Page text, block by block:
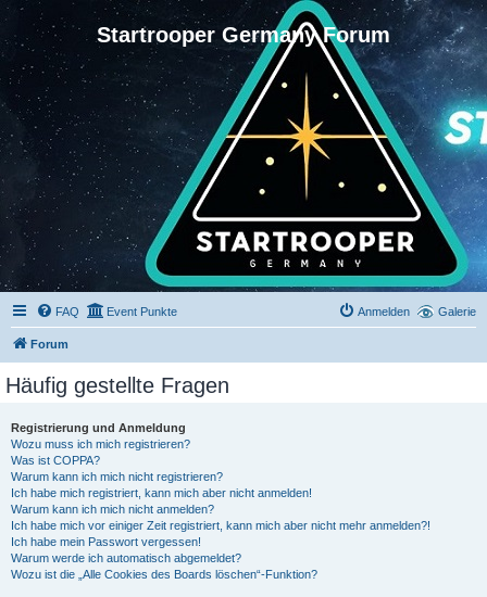
Startrooper Germany Forum
Galerie
FAQ Event Punkte Anmelden
Forum
Häufig gestellte Fragen
Registrierung und Anmeldung
Wozu muss ich mich registrieren?
Was ist COPPA?
Warum kann ich mich nicht registrieren?
Ich habe mich registriert, kann mich aber nicht anmelden!
Warum kann ich mich nicht anmelden?
Ich habe mich vor einiger Zeit registriert, kann mich aber nicht mehr anmelden?!
Ich habe mein Passwort vergessen!
Warum werde ich automatisch abgemeldet?
Wozu ist die „Alle Cookies des Boards löschen“-Funktion?